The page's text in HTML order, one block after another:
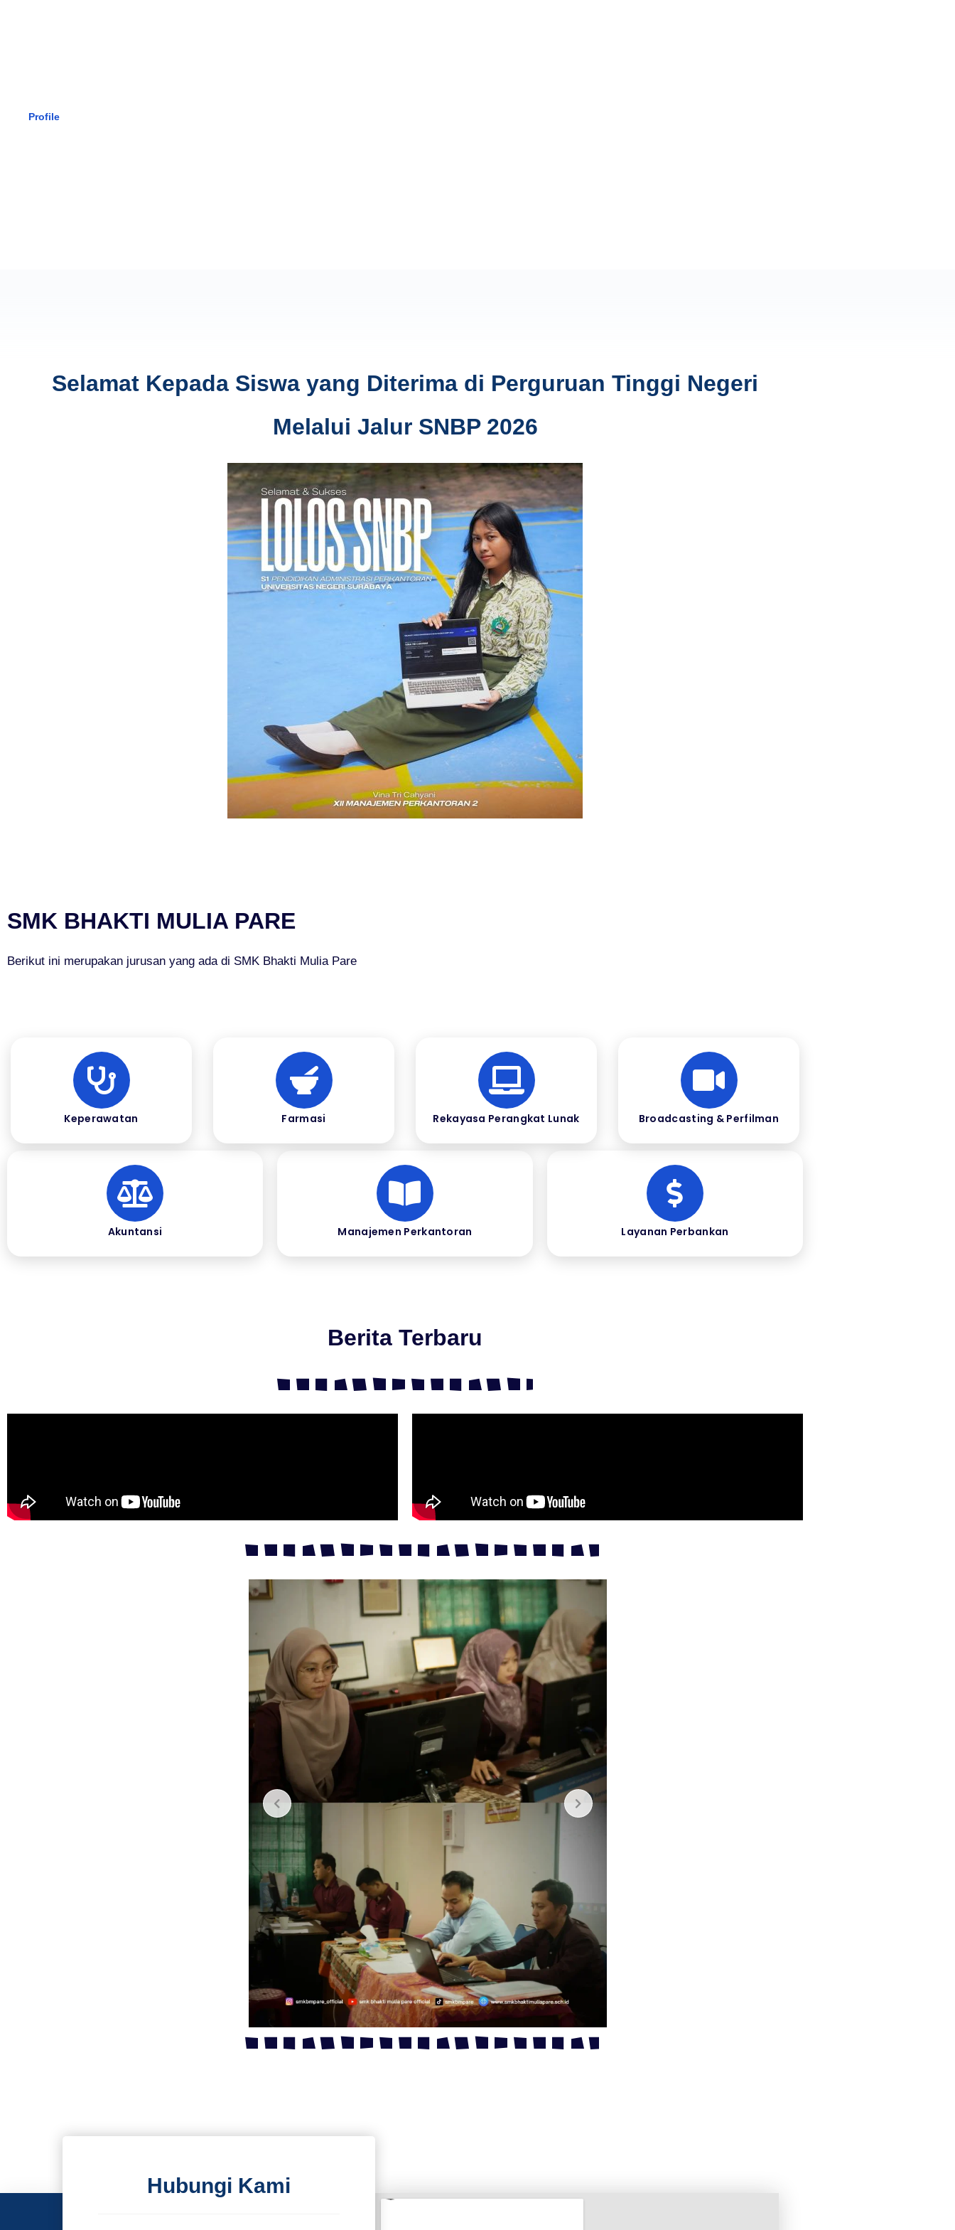
Profile
Selamat Kepada Siswa yang Diterima di Perguruan Tinggi Negeri
Melalui Jalur SNBP 2026
SMK BHAKTI MULIA PARE
Berikut ini merupakan jurusan yang ada di SMK Bhakti Mulia Pare
Keperawatan Farmasi Rekayasa Perangkat Lunak Broadcasting & Perfilman
Akuntansi Manajemen Perkantoran Layanan Perbankan
Berita Terbaru
Hubungi Kami